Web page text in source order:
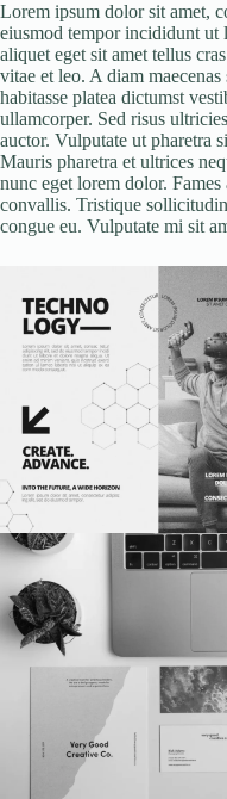
Lorem ipsum dolor sit amet,
eiusmod tempor incididunt ut
aliquet eget sit amet tellus
vitae et leo. A diam
habitasse platea dictumst
ullamcorper. Sed risus
auctor. Vulputate ut pharetra
Mauris pharetra et ultrices
nunc eget lorem dolor. Fames
convallis. Tristique
congue eu. Vulputate mi sit